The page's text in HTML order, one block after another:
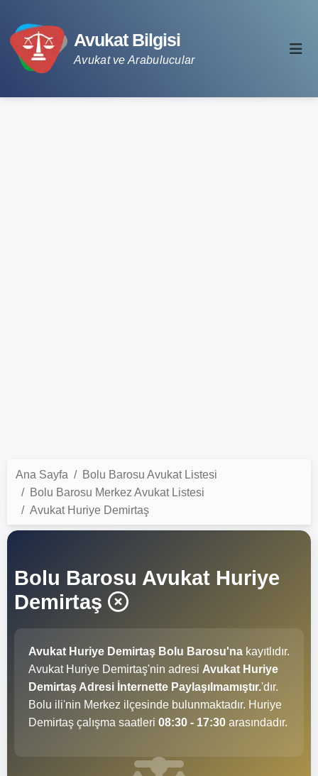
Avukat Bilgisi
Avukat ve Arabulucular
Ana Sayfa
Bolu Barosu Avukat Listesi
Bolu Barosu Merkez Avukat Listesi
Avukat Huriye Demirtaş
Bolu Barosu Avukat Huriye
Demirtaş
Avukat Huriye Demirtaş Bolu Barosu'na kayıtlıdır.
Avukat Huriye Demirtaş'nin adresi Avukat Huriye
Demirtaş Adresi İnternette Paylaşılmamıştır.'dır.
Bolu ili'nin Merkez ilçesinde bulunmaktadır. Huriye
Demirtaş çalışma saatleri 08:30 - 17:30 arasındadır.